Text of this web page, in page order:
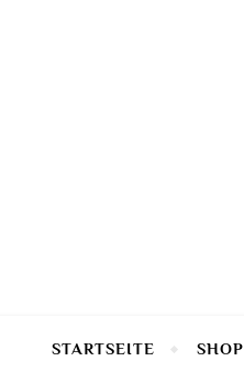
STARTSEITE SHOP